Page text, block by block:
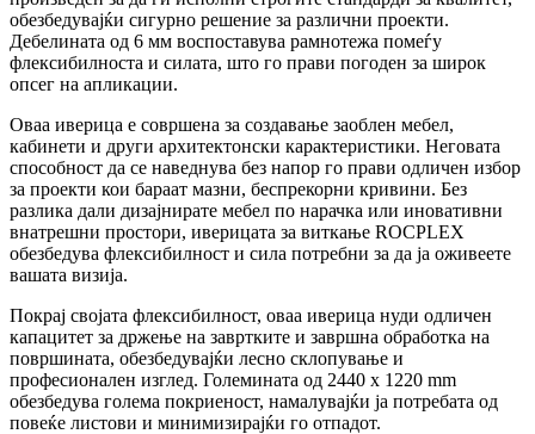
обезбедувајќи сигурно решение за различни проекти.
Дебелината од 6 мм воспоставува рамнотежа помеѓу
флексибилноста и силата, што го прави погоден за широк
опсег на апликации.
Оваа иверица е совршена за создавање заоблен мебел,
кабинети и други архитектонски карактеристики. Неговата
способност да се наведнува без напор го прави одличен избор
за проекти кои бараат мазни, беспрекорни кривини. Без
разлика дали дизајнирате мебел по нарачка или иновативни
внатрешни простори, иверицата за виткање ROCPLEX
обезбедува флексибилност и сила потребни за да ја оживеете
вашата визија.
Покрај својата флексибилност, оваа иверица нуди одличен
капацитет за држење на завртките и завршна обработка на
површината, обезбедувајќи лесно склопување и
професионален изглед. Големината од 2440 x 1220 mm
обезбедува голема покриеност, намалувајќи ја потребата од
повеќе листови и минимизирајќи го отпадот.